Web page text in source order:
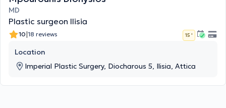
MD
Plastic surgeon Ilisia
10|18 reviews 15 '
Location
Imperial Plastic Surgery, Diocharοus 5, Ilisia, Attica